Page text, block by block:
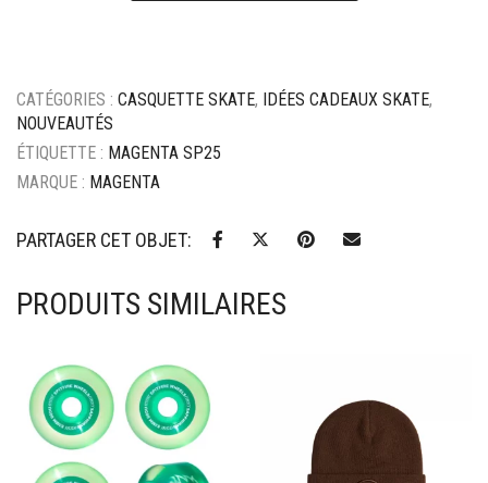
CATÉGORIES : CASQUETTE SKATE, IDÉES CADEAUX SKATE,
NOUVEAUTÉS
ÉTIQUETTE : MAGENTA SP25
MARQUE : MAGENTA
PARTAGER CET OBJET:
PRODUITS SIMILAIRES
Ajouter à mes favoris